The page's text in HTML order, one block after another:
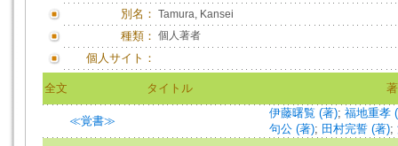
別名： Tamura, Kansei
種類： 個人著者
個人サイト：
全文 タイトル
≪覚書≫
伊藤曙覧 (著); 福地重孝
句公 (著); 田村完誓 (著);